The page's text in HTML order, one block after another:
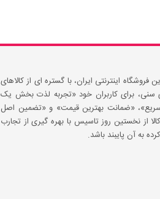
اینترنتی ایران، با گستره ای از کالاهای
سنی، برای کاربران خود «تجربه لذت بخش یک
سریع»، «ضمانت بهترین قیمت» و «تضمین اصل
از نخستین روز تاسیس با بهره گیری از تجارب
به آن پایبند باشد.